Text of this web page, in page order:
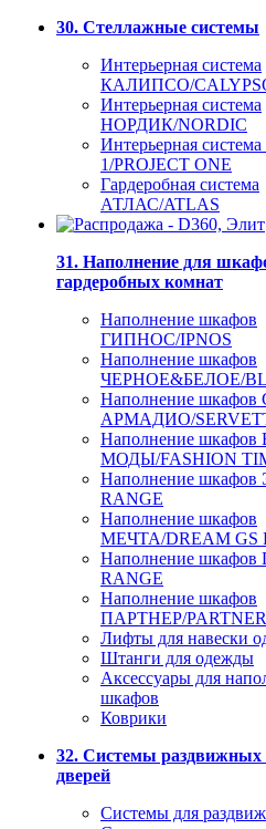
30. Стеллажные системы
Интерьерная система
КАЛИПСО/
Интерьерная система
НОРДИК/NORDIC
Интерьерная
1/PROJECT ONE
Гардеробная система
АТЛАС/ATLAS
31. Наполнение для
гардеробных комнат
Наполнение шкафов
ГИПНОС/IPNOS
Наполнение шкафов
ЧЕРНОЕ&БЕЛОЕ/
Наполнение
АРМАДИО/
Наполнение
МОДЫ/FASHION
Наполнение
RANGE
Наполнение шкафов
МЕЧТА/DREAM GS
Наполнение шкафов
RANGE
Наполнение шкафов
ПАРТНЕР/
Лифты для навески
Штанги для одежды
Аксессуары для
шкафов
Коврики
32. Системы раздвижных
дверей
Системы для